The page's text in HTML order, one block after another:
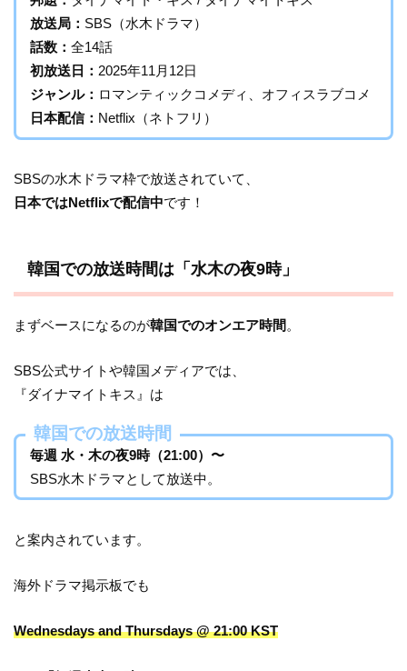
放送局： SBS（水木ドラマ）
話数：全14話
初放送日： 2025年11月12日
ジャンル： ロマンティックコメディ、オフィスラブコメ
日本配信： Netflix（ネトフリ）
SBSの水木ドラマ枠で放送されていて、
日本ではNetflixで配信中です！
韓国での放送時間は「水木の夜9時」
まずベースになるのが韓国でのオンエア時間 。
SBS公式サイトや韓国メディアでは、
『ダイナマイトキス』は
韓国での放送時間
毎週 水・木の夜9時（21:00）〜
SBS水木ドラマとして放送中。
と案内されています。
海外ドラマ掲示板でも
Wednesdays and Thursdays @ 21:00 KST